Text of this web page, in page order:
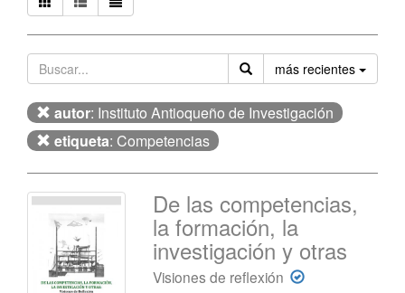
más recientes
autor: Instituto Antioqueño de Investigación
etiqueta: Competencias
De las competencias,
la formación, la
investigación y otras
Visiones de reflexión